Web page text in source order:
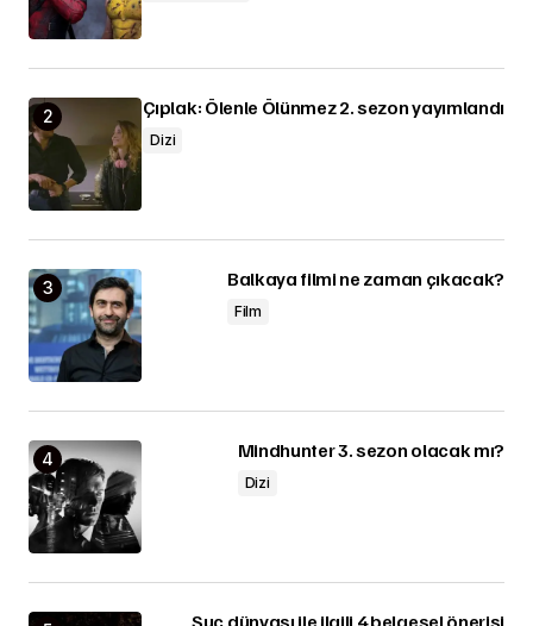
Çıplak: Ölenle Ölünmez 2. sezon yayımlandı
Dizi
Balkaya filmi ne zaman çıkacak?
Film
Mindhunter 3. sezon olacak mı?
Dizi
Suç dünyası ile ilgili 4 belgesel önerisi